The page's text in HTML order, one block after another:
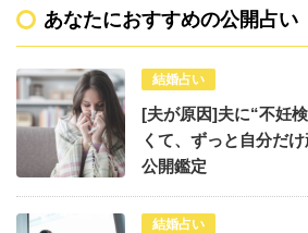
あなたにおすすめの公開占い
結婚占い
[夫が原因]夫に“不妊
くて、ずっと自分だ
公開鑑定
結婚占い